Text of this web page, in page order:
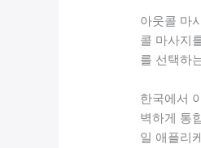
아웃콜 마
콜 마사지
를 선택하
한국에서
벽하게 통
일 애플리